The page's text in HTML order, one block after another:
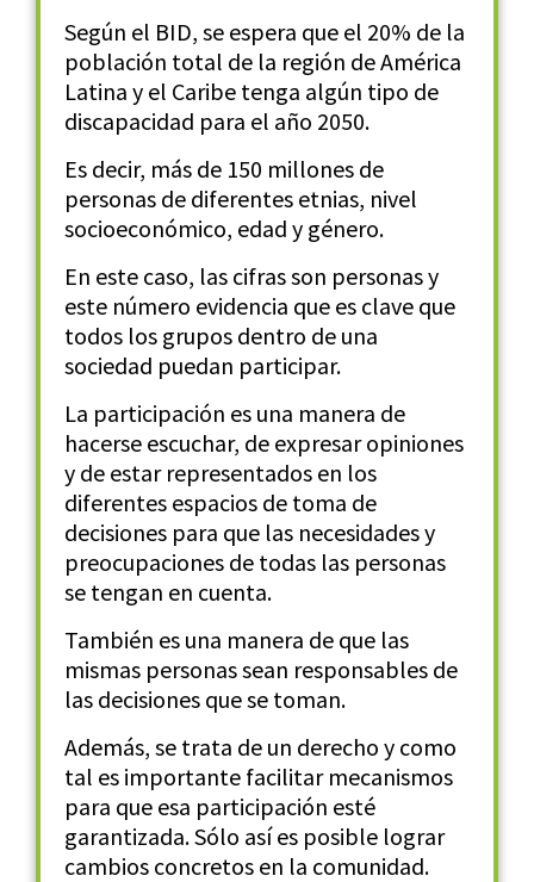
Según el BID, se espera que el 20% de la
población total de la región de América
Latina y el Caribe tenga algún tipo de
discapacidad para el año 2050.
Es decir, más de 150 millones de
personas de diferentes etnias, nivel
socioeconómico, edad y género.
En este caso, las cifras son personas y
este número evidencia que es clave que
todos los grupos dentro de una
sociedad puedan participar.
La participación es una manera de
hacerse escuchar, de expresar opiniones
y de estar representados en los
diferentes espacios de toma de
decisiones para que las necesidades y
preocupaciones de todas las personas
se tengan en cuenta.
También es una manera de que las
mismas personas sean responsables de
las decisiones que se toman.
Además, se trata de un derecho y como
tal es importante facilitar mecanismos
para que esa participación esté
garantizada. Sólo así es posible lograr
cambios concretos en la comunidad.